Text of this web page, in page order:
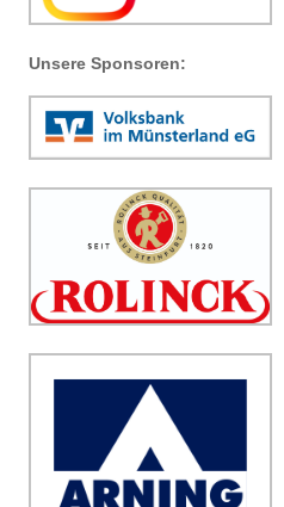
Unsere Sponsoren: